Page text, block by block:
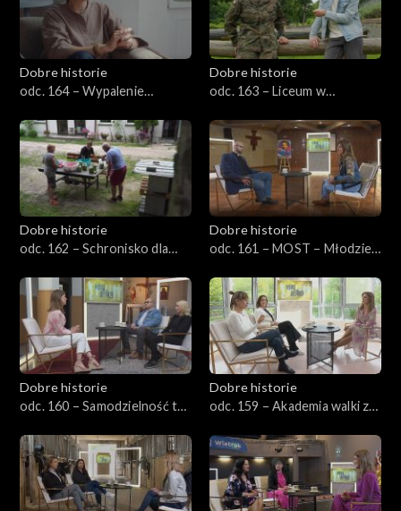
Dobre historie
odc. 164 – Wypalenie
Dobre historie
odc. 163 – Liceum w
charakterów
Dobre historie
odc. 162 – Schronisko dla
opiekuńczymi
Dobre historie
odc. 161 – MOST – Młodzież
Dobre historie
odc. 160 – Samodzielność to
Dobre historie
odc. 159 – Akademia walki z